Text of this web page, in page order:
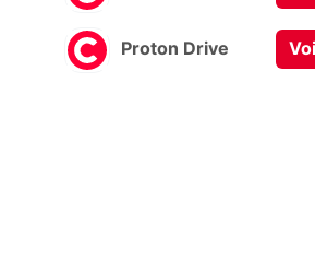
Proton Drive